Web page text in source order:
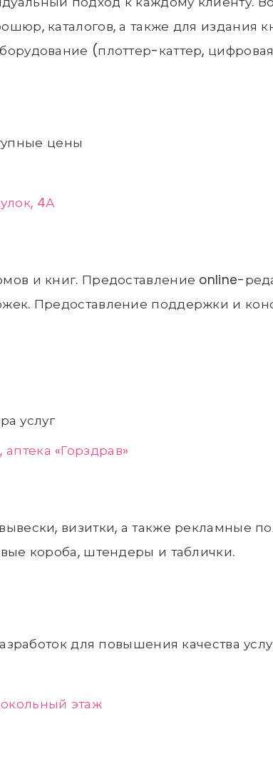
каталогов, а также для издания
(плоттер-каттер,
цены
4А
и книг. Предоставление online-
Предоставление поддержки и
услуг
«Горздрав»
визитки, а также рекламные
короба, штендеры и таблички.
для повышения качества
этаж